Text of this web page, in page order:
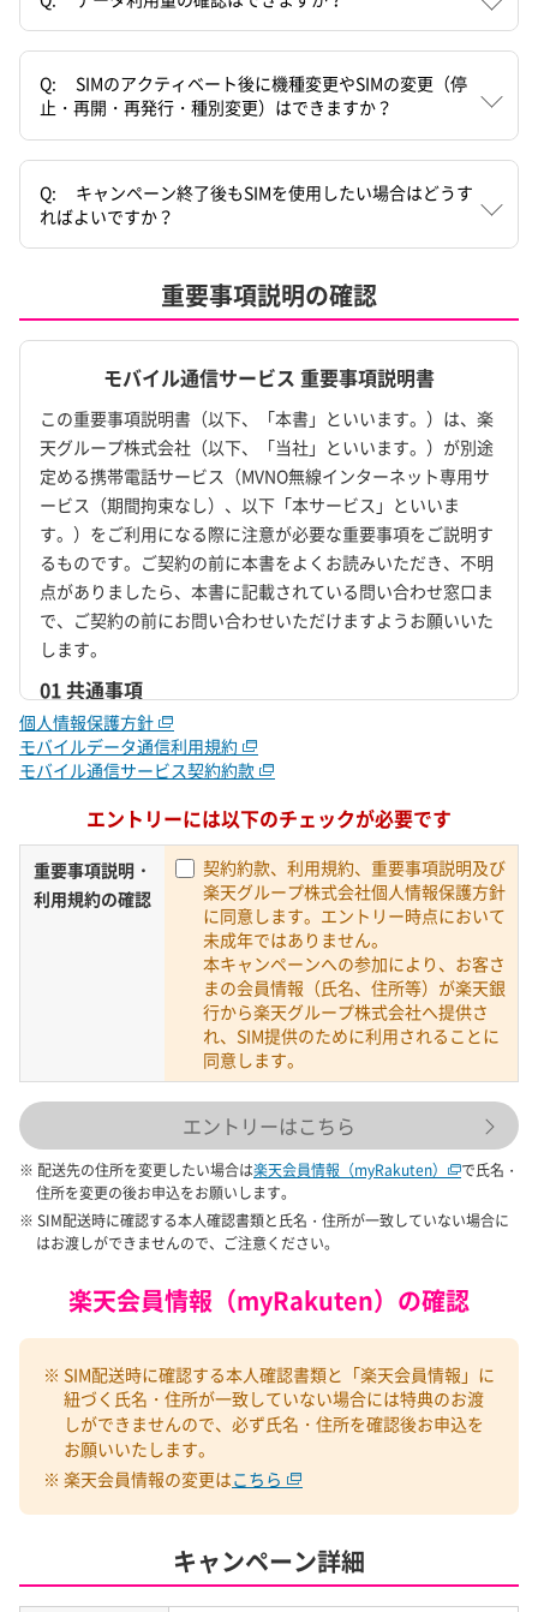
Q:
SIMのアクティベート後に機種変更やSIMの変更（停
止・再開・再発行・種別変更）はできますか？
Q:
キャンペーン終了後もSIMを使用したい場合はどうす
ればよいですか？
重要事項説明の確認
モバイル通信サービス 重要事項説明書
この重要事項説明書（以下、「本書」といいます。）は、楽
天グループ株式会社（以下、「当社」といいます。）が別途
定める携帯電話サービス（MVNO無線インターネット専用サ
ービス（期間拘束なし）、以下「本サービス」といいま
す。）をご利用になる際に注意が必要な重要事項をご説明す
るものです。ご契約の前に本書をよくお読みいただき、不明
点がありましたら、本書に記載されている問い合わせ窓口ま
で、ご契約の前にお問い合わせいただけますようお願いいた
します。
01 共通事項
01-A 契約について
・ 本サービスに関する契約関係は、「モバイル通信サービス
契約約款」及び「楽天グループ モバイルデータ通信利用
規約」に記載の条件に基づき、当社と契約者との間に生じ
ます。
モバイル通信サービス契約約款：
https://www.rakuten-b
ank.co.jp/campaign/bank-mno/2603-C12/rakuten_mo
bile_service_contract.pdf
楽天グループ モバイルデータ通信利用規約：https://ww
w.rakuten-bank.co.jp/campaign/bank-mno/2603-C12/r
akuten_mobile_kiyaku.pdf
01-B 通信速度とその他の制限
・ データ通信速度は、速度保証のないベストエフォート方式
による提供となります。最大通信速度にかかわらず、実際
の通信速度は、場所、通信環境、ネットワークの混雑状
通信に用いられる周波数を他のご利用者と共有することに
なりますので、ご利用の環境や状況により通信速度が低下
することがあります。
・ ご契約プランの高速データ容量を超えた場合、データ通信
によるトラフィックがネットワーク帯域の上限を超える場
やデータ通信が制限される場合があります。
・ ご利用者に公平にサービスを提供するために有益と認める
通信速度の制御、通信の最適化（ブラウザやアプリで再生
される動画、大容量ファイルのダウンロード、他の機器へ
の接続等、大容量の通信を発生させ、他のご利用者への公
平なサービス提供に支障をきたすおそれのある場合、それ
らのファイルサイズの圧縮等）を行うことがあります。
・ 当社ネットワークに継続的な混雑状態が発生した際には、
データ通信を制限する場合があります。
・ ご利用の端末設備が古いファームウェア又はOS（基本ソ
フト）を使用している場合、ウイルス感染のリスクが高く
なります。常に最新のファームウェア又はOSに更新する
個人情報保護方針
モバイルデータ通信利用規約
モバイル通信サービス契約約款
エントリーには以下のチェックが必要です
重要事項説明・
利用規約の確認
契約約款、利用規約、重要事項説明及び
楽天グループ株式会社個人情報保護方針
に同意します。エントリー時点において
未成年ではありません。
本キャンペーンへの参加により、お客さ
まの会員情報（氏名、住所等）が楽天銀
行から楽天グループ株式会社へ提供さ
れ、SIM提供のために利用されることに
同意します。
エントリーはこちら
※ 配送先の住所を変更したい場合は楽天会員情報（myRakuten）
で氏名・
住所を変更の後お申込をお願いします。
※ SIM配送時に確認する本人確認書類と氏名・住所が一致していない場合に
はお渡しができませんので、ご注意ください。
楽天会員情報（myRakuten）の確認
※ SIM配送時に確認する本人確認書類と「楽天会員情報」に
紐づく氏名・住所が一致していない場合には特典のお渡
しができませんので、必ず氏名・住所を確認後お申込を
お願いいたします。
※ 楽天会員情報の変更はこちら
キャンペーン詳細